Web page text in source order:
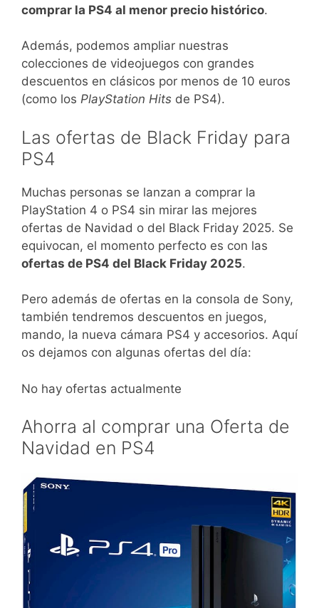
comprar la PS4 al menor precio histórico.
Además, podemos ampliar nuestras
colecciones de videojuegos con grandes
descuentos en clásicos por menos de 10 euros
(como los PlayStation Hits de PS4).
Las ofertas de Black Friday para
PS4
Muchas personas se lanzan a comprar la
PlayStation 4 o PS4 sin mirar las mejores
ofertas de Navidad o del Black Friday 2025. Se
equivocan, el momento perfecto es con las
ofertas de PS4 del Black Friday 2025.
Pero además de ofertas en la consola de Sony,
también tendremos descuentos en juegos,
mando, la nueva cámara PS4 y accesorios. Aquí
os dejamos con algunas ofertas del día:
No hay ofertas actualmente
Ahorra al comprar una Oferta de
Navidad en PS4